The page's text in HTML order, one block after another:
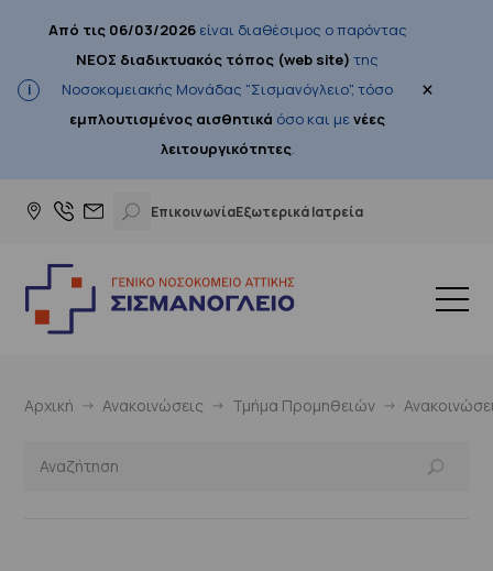
Από τις 06/03/2026είναι διαθέσιμος ο παρόντας
ΝΕΟΣ διαδικτυακός τόπος (web site) της
Νοσοκομειακής Μονάδας "Σισμανόγλειο", τόσο
εμπλουτισμένος αισθητικά όσο και μενέες
λειτουργικότητες.
×
ΕπικοινωνίαΕξωτερικά Ιατρεία
Αρχική Ανακοινώσεις Τμήμα Προμηθειών